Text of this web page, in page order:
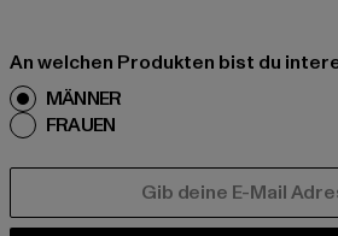
An welchen Produkten bist du
MÄNNER
FRAUEN